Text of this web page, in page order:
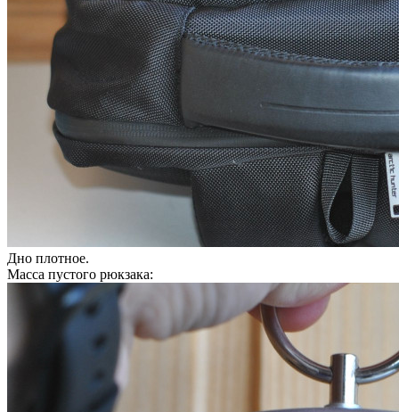
Дно плотное.
Масса пустого рюкзака: